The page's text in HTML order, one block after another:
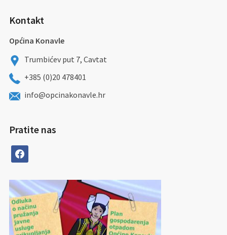
Kontakt
Općina Konavle
Trumbićev put 7, Cavtat
+385 (0)20 478401
info@opcinakonavle.hr
Pratite nas
facebook